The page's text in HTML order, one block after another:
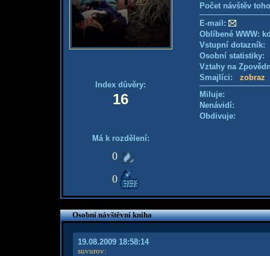
Index důvěry:
16
Má k rozdělení:
0
0
Počet návštěv
E-mail:
Oblíbené WWW:
Vstupní
Osobní
Vztahy na
Smajlíci: zobraz
Miluje:
Nenávidí:
Obdivuje:
Osobní návštěvní kniha
19.08.2009 18:58:14
suvurov: